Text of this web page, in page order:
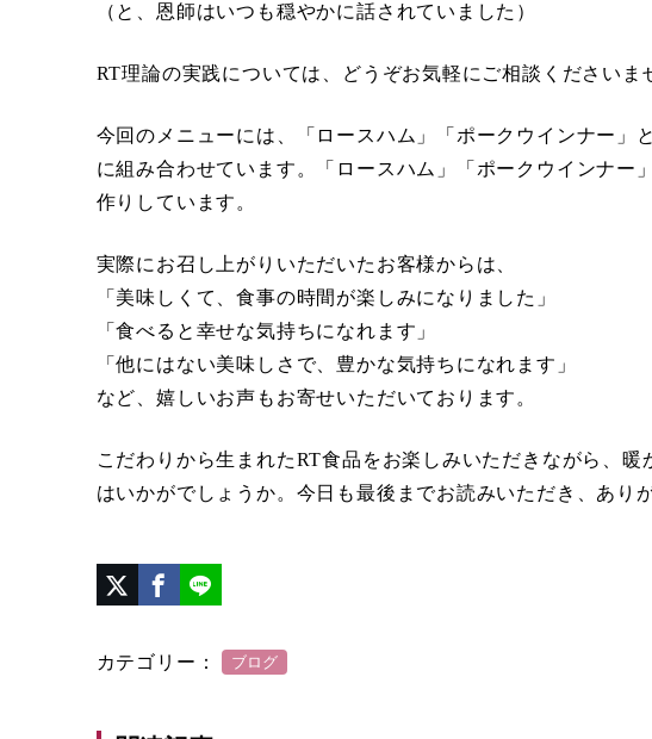
（と、恩師はいつも穏やかに話されていました）
RT理論の実践については、どうぞお気軽にご相談くださいま
今回のメニューには、「ロースハム」「ポークウインナー」
に組み合わせています。「ロースハム」「ポークウインナー
作りしています。
実際にお召し上がりいただいたお客様からは、
「美味しくて、食事の時間が楽しみになりました」
「食べると幸せな気持ちになれます」
「他にはない美味しさで、豊かな気持ちになれます」
など、嬉しいお声もお寄せいただいております。
こだわりから生まれたRT食品をお楽しみいただきながら、
はいかがでしょうか。今日も最後までお読みいただき、あり
カテゴリー： ブログ